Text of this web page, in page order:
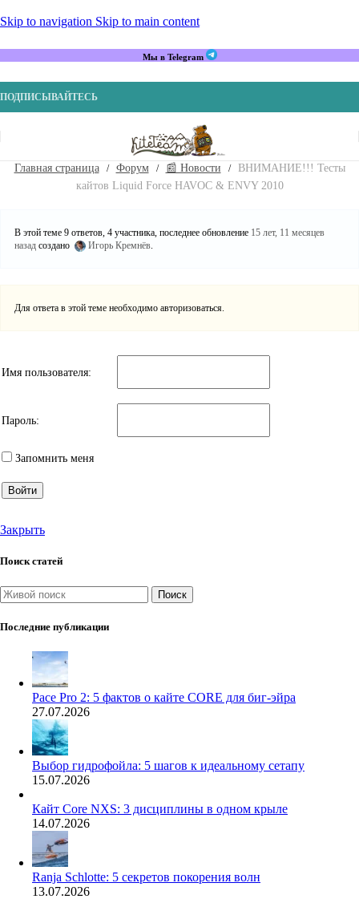
Skip to navigation Skip to main content
Мы в Telegram
ПОДПИСЫВАЙТЕСЬ
Главная страница Форум 📰 Новости
ВНИМАНИЕ!!! Тесты
кайтов Liquid Force HAVOC & ENVY 2010
В этой теме 9 ответов, 4 участника, последнее обновление 15 лет, 11 месяцев
назад создано Игорь Кремнёв.
Для ответа в этой теме необходимо авторизоваться.
Имя пользователя:
Пароль:
Запомнить меня
Войти
Закрыть
Поиск статей
Поиск
Последние публикации
Pace Pro 2: 5 фактов о кайте CORE для биг-эйра
27.07.2026
Выбор гидрофойла: 5 шагов к идеальному сетапу
15.07.2026
Кайт Core NXS: 3 дисциплины в одном крыле
14.07.2026
Ranja Schlotte: 5 секретов покорения волн
13.07.2026